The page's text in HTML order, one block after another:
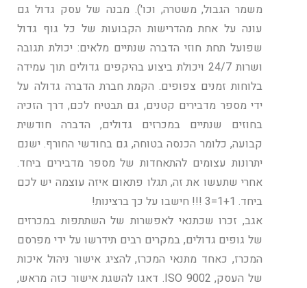
משמר הגבול, משטרה, וכו'). מבנה של עסק גדול גם
עונה על אחת מהדרישות הקבועות של כל גוף גדול
שפועל תחת חוזי הדברה שנתיים מלאים: יכולת תגובה
ושרות 24/7 ויכולת ביצוע בהיקפים גדולים תוך עמידה
בלוחות זמנים צפופים. הקמת חברת הדברה גדולה על
ידי מספר מדבירים קטנים, גם תבטיח לכם, דרך הזכיה
בחוזים שנתיים במכרזים גדולים, הדברה חודשית
קבועה, כלומר הכנסה בטוחה, גם בחודשי החורף. ישנם
יתרונות עצומים להתאחדות של מספר מדבירים ביחד.
אחרי שתעשו את זה, תגלו פתאום איזה עוצמה יש לכם
ביחד. 1+1=3 !!! חישבו על כך ברצינות!
אגב, זכרו שכתנאי לאפשרות של השתתפות במכרזים
של גופים גדולים, במקרים רבים תידרשו על ידי מפרסם
המכרז, כאחד מתנאי המכרז, להציג אישור ניהול איכות
של העסק, ISO 9002. דאגו להשגת אישור כזה מראש,